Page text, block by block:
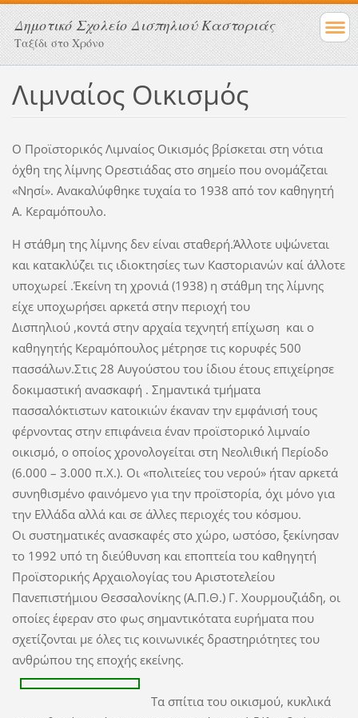
Δημοτικό Σχολείο Δισπηλιού Καστοριάς
Ταξίδι στο Χρόνο
Λιμναίος Οικισμός
Ο Προϊστορικός Λιμναίος Οικισμός βρίσκεται στη νότια
όχθη της λίμνης Ορεστιάδας στο σημείο που ονομάζεται
«Νησί». Ανακαλύφθηκε τυχαία το 1938 από τον καθηγητή
Α. Κεραμόπουλο.
Η στάθμη της λίμνης δεν είναι σταθερή.Άλλοτε υψώνεται
και κατακλύζει τις ιδιοκτησίες των Καστοριανών καί άλλοτε
υποχωρεί .Έκείνη τη χρονιά (1938) η στάθμη της λίμνης
είχε υποχωρήσει αρκετά στην περιοχή του
Δισπηλιού ,κοντά στην αρχαία τεχνητή επίχωση και ο
καθηγητής Κεραμόπουλος μέτρησε τις κορυφές 500
πασσάλων.Στις 28 Αυγούστου του ίδιου έτους επιχείρησε
δοκιμαστική ανασκαφή . Σημαντικά τμήματα
πασσαλόκτιστων κατοικιών έκαναν την εμφάνισή τους
φέρνοντας στην επιφάνεια έναν προϊστορικό λιμναίο
οικισμό, ο οποίος χρονολογείται στη Νεολιθική Περίοδο
(6.000 – 3.000 π.Χ.). Οι «πολιτείες του νερού» ήταν αρκετά
συνηθισμένο φαινόμενο για την προϊστορία, όχι μόνο για
την Ελλάδα αλλά και σε άλλες περιοχές του κόσμου.
Οι συστηματικές ανασκαφές στο χώρο, ωστόσο, ξεκίνησαν
το 1992 υπό τη διεύθυνση και εποπτεία του καθηγητή
Προϊστορικής Αρχαιολογίας του Αριστοτελείου
Πανεπιστήμιου Θεσσαλονίκης (Α.Π.Θ.) Γ. Χουρμουζιάδη, οι
οποίες έφεραν στο φως σημαντικότατα ευρήματα που
σχετίζονται με όλες τις κοινωνικές δραστηριότητες του
ανθρώπου της εποχής εκείνης.
Τα σπίτια του οικισμού, κυκλικά